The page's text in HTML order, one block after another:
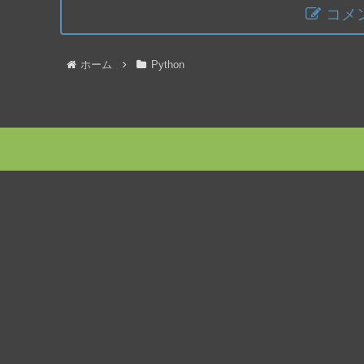
コメ
ホーム Python